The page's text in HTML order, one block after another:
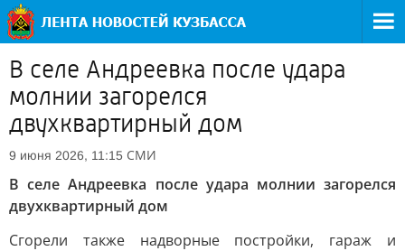
В селе Андреевка после удара
молнии загорелся
двухквартирный дом
9 июня 2026, 11:15 СМИ
В селе Андреевка после удара молнии загорелся
двухквартирный дом
Сгорели также надворные постройки, гараж и